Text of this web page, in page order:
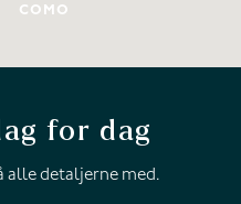
COMO
for dag
alle detaljerne med.